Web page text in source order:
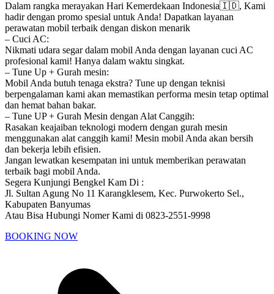
Dalam rangka merayakan Hari Kemerdekaan Indonesia🇮🇩, Kami
hadir dengan promo spesial untuk Anda! Dapatkan layanan
perawatan mobil terbaik dengan diskon menarik
– Cuci AC:
Nikmati udara segar dalam mobil Anda dengan layanan cuci AC
profesional kami! Hanya dalam waktu singkat.
– Tune Up + Gurah mesin:
Mobil Anda butuh tenaga ekstra? Tune up dengan teknisi
berpengalaman kami akan memastikan performa mesin tetap optimal
dan hemat bahan bakar.
– Tune UP + Gurah Mesin dengan Alat Canggih:
Rasakan keajaiban teknologi modern dengan gurah mesin
menggunakan alat canggih kami! Mesin mobil Anda akan bersih
dan bekerja lebih efisien.
Jangan lewatkan kesempatan ini untuk memberikan perawatan
terbaik bagi mobil Anda.
Segera Kunjungi Bengkel Kam Di :
Jl. Sultan Agung No 11 Karangklesem, Kec. Purwokerto Sel.,
Kabupaten Banyumas
Atau Bisa Hubungi Nomer Kami di 0823-2551-9998
BOOKING NOW